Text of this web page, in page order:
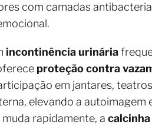
com camadas
incontinência urinária
proteção contra
em jantares,
elevando a autoimagem
rapidamente, a